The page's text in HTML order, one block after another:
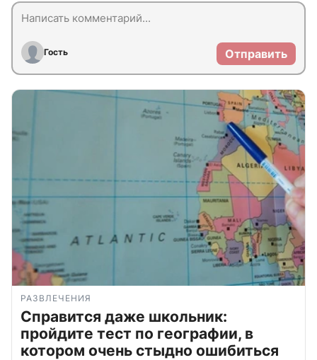
Гость Отправить
РАЗВЛЕЧЕНИЯ
Справится даже школьник:
пройдите тест по географии, в
котором очень стыдно ошибиться